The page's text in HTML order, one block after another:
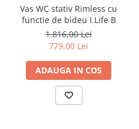
Vas WC stativ Rimless cu
functie de bideu I.Life B
1.816,00 Lei
779,00 Lei
ADAUGA IN COS